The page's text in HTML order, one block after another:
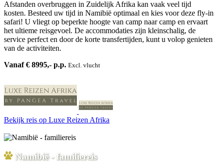
Afstanden overbruggen in Zuidelijk Afrika kan vaak veel tijd
kosten. Besteed uw tijd in Namibië optimaal en kies voor deze fly-in
safari! U vliegt op beperkte hoogte van camp naar camp en ervaart
het ultieme reisgevoel. De accommodaties zijn kleinschalig, de
service perfect en door de korte transfertijden, kunt u volop genieten
van de activiteiten.
Vanaf € 8995,- p.p. Excl. vlucht
Bekijk reis op Luxe Reizen Afrika
Namibië - familiereis